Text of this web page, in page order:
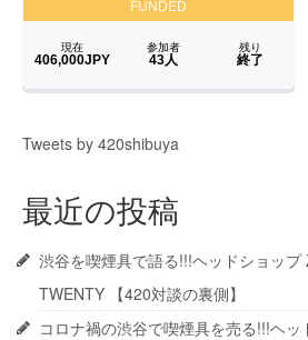
Tweets by 420shibuya
最近の投稿
渋谷を喫煙具で語る!!!ヘッドショップ
TWENTY 【420対談の裏側】
コロナ禍の渋谷で喫煙具を売る!!!ヘ